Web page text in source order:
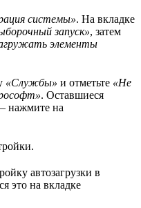
системы». На вкладке
запуск», затем
элементы
«Службы» и отметьте «Не
. Оставшиеся
нажмите на
автозагрузки в
это на вкладке